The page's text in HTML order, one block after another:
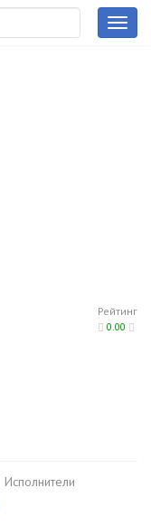
Рейтинг
0.00
Исполнители